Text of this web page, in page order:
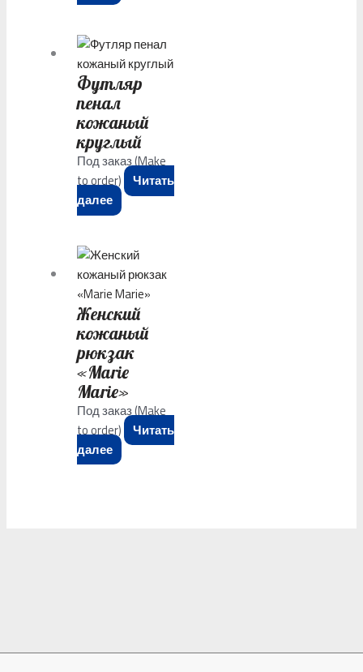
Футляр
пенал
кожаный
круглый
Под заказ (Make
to order)
Читать
далее
Женский
кожаный
рюкзак
«Marie
Marie»
Под заказ (Make
to order)
Читать
далее